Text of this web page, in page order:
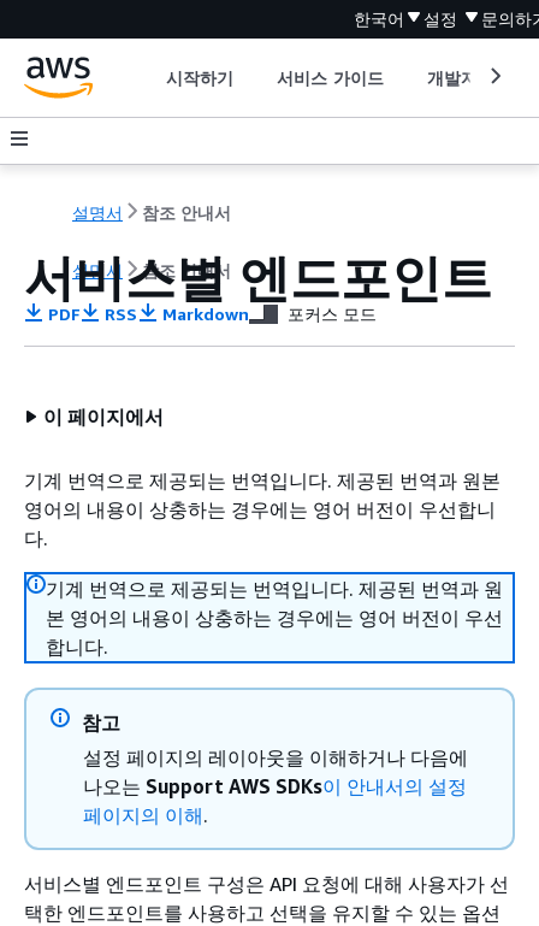
한국어 설정 문의하
시작하기 서비스 가이드 개발자 도구
설명서 참조 안내서
설명서 참조 안내서
서비스별 엔드포인트
PDF RSS Markdown 포커스 모드
이 페이지에서
기계 번역으로 제공되는 번역입니다. 제공된 번역과 원본
영어의 내용이 상충하는 경우에는 영어 버전이 우선합니
다.
기계 번역으로 제공되는 번역입니다. 제공된 번역과 원
본 영어의 내용이 상충하는 경우에는 영어 버전이 우선
합니다.
참고
설정 페이지의 레이아웃을 이해하거나 다음에
나오는 Support AWS SDKs이 안내서의 설정
페이지의 이해.
서비스별 엔드포인트 구성은 API 요청에 대해 사용자가 선
택한 엔드포인트를 사용하고 선택을 유지할 수 있는 옵션